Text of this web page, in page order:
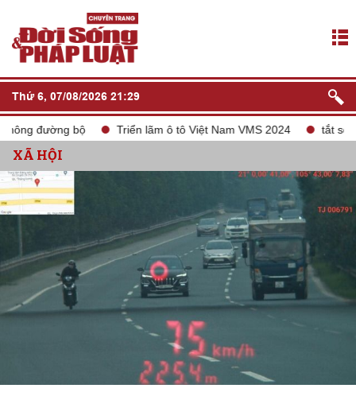
Thứ 6, 07/08/2026 21:29
bộ Triển lãm ô tô Việt Nam VMS 2024 tắt sóng 2G
XÃ HỘI